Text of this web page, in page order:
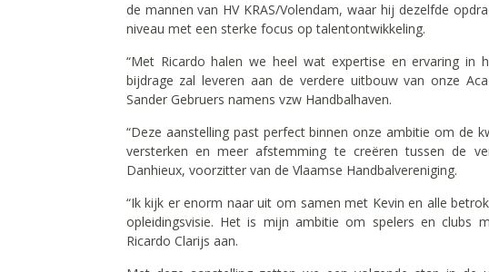
de mannen van HV KRAS/Volendam, waar hij dezelfde
niveau met een sterke focus op talentontwikkeling.
“Met Ricardo halen we heel wat expertise en ervaring in
bijdrage zal leveren aan de verdere uitbouw van onze
Sander Gebruers namens vzw Handbalhaven.
“Deze aanstelling past perfect binnen onze ambitie om de
versterken en meer afstemming te creëren tussen de
Danhieux, voorzitter van de Vlaamse Handbalvereniging.
“Ik kijk er enorm naar uit om samen met Kevin en alle
opleidingsvisie. Het is mijn ambitie om spelers en clubs
Ricardo Clarijs aan.